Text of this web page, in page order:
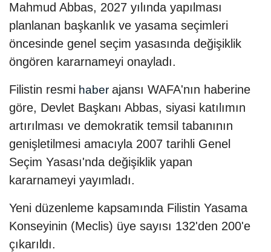
Mahmud Abbas, 2027 yılında yapılması
planlanan başkanlık ve yasama seçimleri
öncesinde genel seçim yasasında değişiklik
öngören kararnameyi onayladı.
Filistin resmi haber ajansı WAFA'nın haberine
göre, Devlet Başkanı Abbas, siyasi katılımın
artırılması ve demokratik temsil tabanının
genişletilmesi amacıyla 2007 tarihli Genel
Seçim Yasası'nda değişiklik yapan
kararnameyi yayımladı.
Yeni düzenleme kapsamında Filistin Yasama
Konseyinin (Meclis) üye sayısı 132'den 200'e
çıkarıldı.